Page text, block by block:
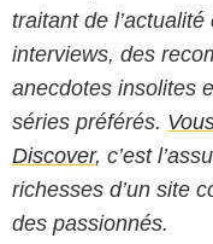
traitant de
interviews, des
anecdotes insolites
séries préférés.
Discover, c’est
richesses d’un site
des passionnés.